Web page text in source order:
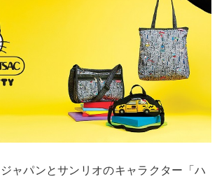
ャパンとサンリオのキャラクター「ハ